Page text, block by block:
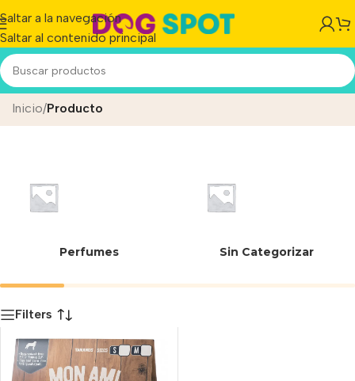
Saltar a la navegación
Saltar al contenido principal
Libre de aditivos artificiales
Inicio/Producto
Perfumes Sin Categorizar
Filters